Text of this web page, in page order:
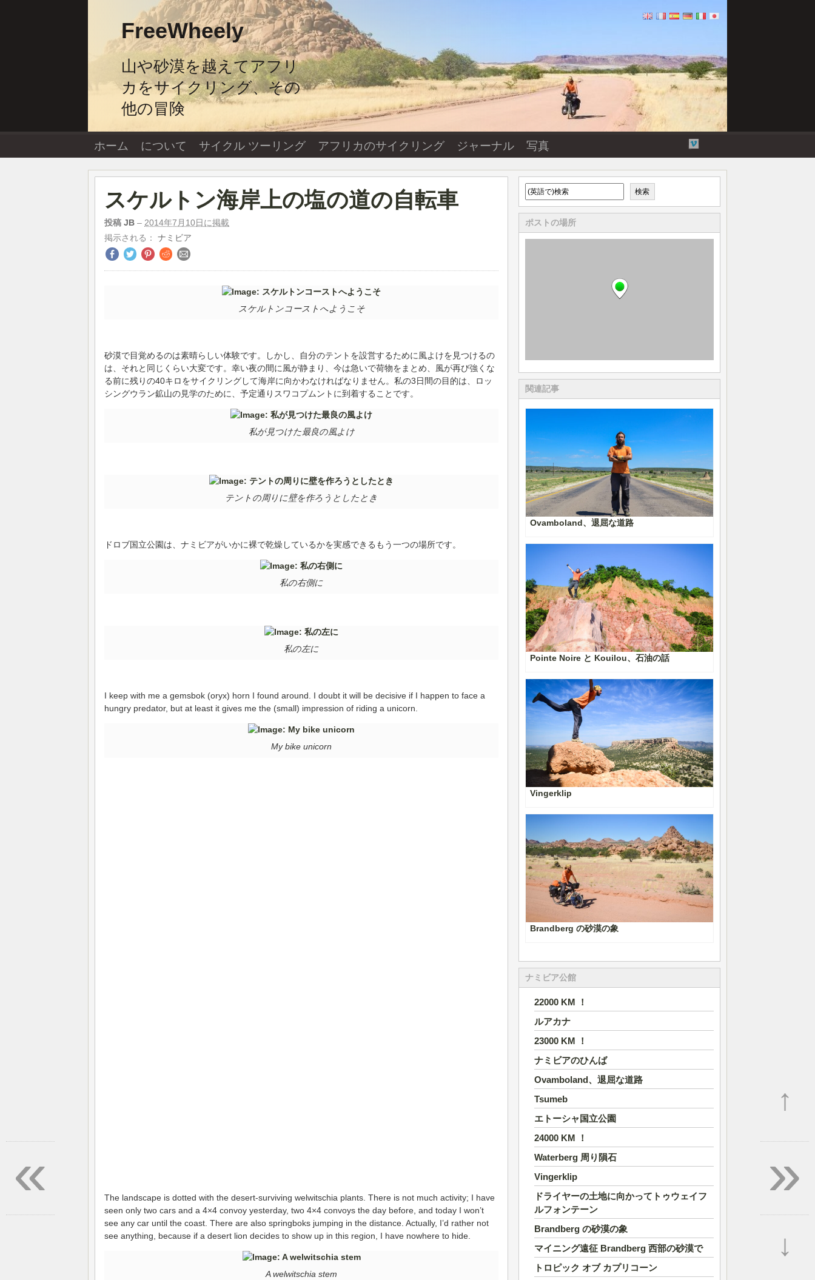
ま
FreeWheely
山や砂漠を越えてアフリ
カをサイクリング、その
他の冒険
ホーム について サイクル ツーリング アフリカのサイクリング ジャーナル 写真
ュ
Vimeo
スケルトン海岸上の塩の道の自転車
投稿 JB – 2014年7月10日に掲載
掲示される： ナミビア
スケルトンコーストへようこそ
砂漠で目覚めるのは素晴らしい体験です。しかし、自分のテントを設営するために風よけを見つけるの
は、それと同じくらい大変です。幸い夜の間に風が静まり、今は急いで荷物をまとめ、風が再び強くな
る前に残りの40キロをサイクリングして海岸に向かわなければなりません。私の3日間の目的は、ロッ
シングウラン鉱山の見学のために、予定通りスワコプムントに到着することです。
私が見つけた最良の風よけ
テントの周りに壁を作ろうとしたとき
ドロブ国立公園は、ナミビアがいかに裸で乾燥しているかを実感できるもう一つの場所です。
私の右側に
私の左に
I keep with me a gemsbok (oryx) horn I found around. I doubt it will be decisive if I happen to face a
hungry predator, but at least it gives me the (small) impression of riding a unicorn.
My bike unicorn
The landscape is dotted with the desert-surviving welwitschia plants. There is not much activity; I have
seen only two cars and a 4×4 convoy yesterday, two 4×4 convoys the day before, and today I won’t
see any car until the coast. There are also springboks jumping in the distance. Actually, I’d rather not
see anything, because if a desert lion decides to show up in this region, I have nowhere to hide.
A welwitschia stem
検索
ポストの場所
関連記事
Ovamboland、退屈な道路
Pointe Noire と Kouilou、石油の話
Vingerklip
Brandberg の砂漠の象
ナミビア公館
22000 KM ！
ルアカナ
23000 KM ！
ナミビアのひんば
Ovamboland、退屈な道路
Tsumeb
エトーシャ国立公園
24000 KM ！
Waterberg 周り隕石
Vingerklip
ドライヤーの土地に向かってトゥウェイフ
ルフォンテーン
Brandberg の砂漠の象
マイニング遠征 Brandberg 西部の砂漠で
トロピック オブ カプリコーン
↑
»
↓
«